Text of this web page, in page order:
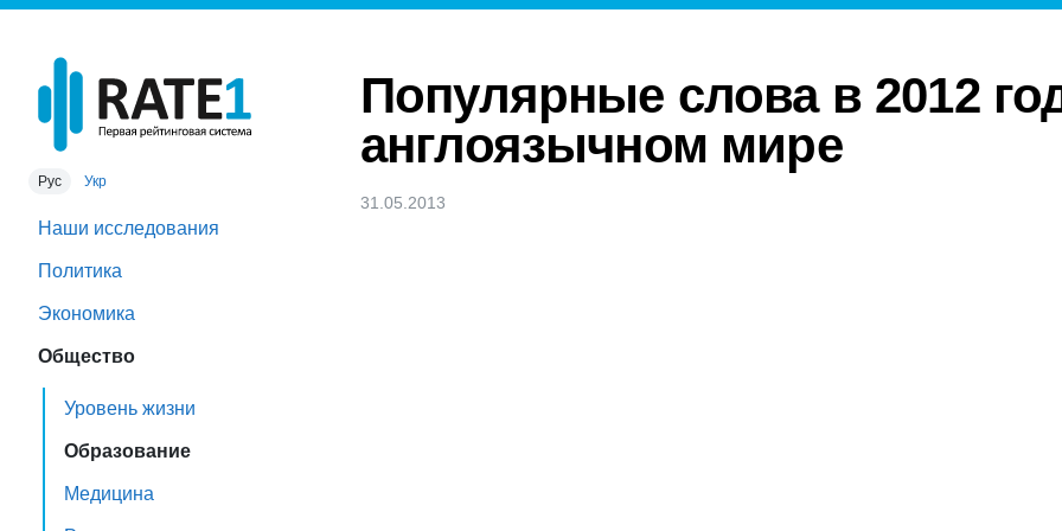
Рус Укр
Наши исследования
Политика
Экономика
Общество
Уровень жизни
Образование
Медицина
Популярные слова в 2012
англоязычном мире
31.05.2013